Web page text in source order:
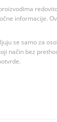
informacije.
se samo za
način bez